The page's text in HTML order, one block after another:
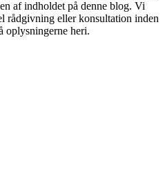
af indholdet på denne blog. Vi
rådgivning eller konsultation inden
oplysningerne heri.